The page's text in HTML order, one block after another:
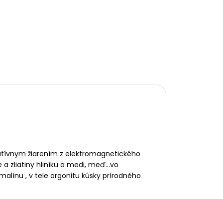
žiarením z elektromagnetického
a zliatiny hliníku a medi, meď…vo
, v tele orgonitu kúsky prírodného